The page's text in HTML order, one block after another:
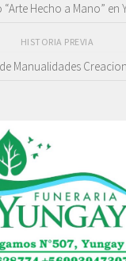
Hecho a Mano” en
HISTORIA PREVIA
Manualidades